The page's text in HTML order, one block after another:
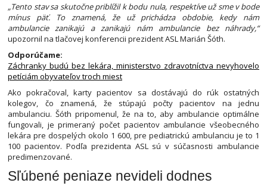
„Tento stav sa skutočne priblížil k bodu nula, respektíve už sme v bode
mínus päť. To znamená, že už prichádza obdobie, kedy nám
ambulancie zanikajú a zanikajú nám ambulancie bez náhrady,“
upozornil na tlačovej konferencii prezident ASL Marián Šóth.
Odporúčame:
Záchranky budú bez lekára, ministerstvo zdravotníctva nevyhovelo
petíciám obyvateľov troch miest
Ako pokračoval, karty pacientov sa dostávajú do rúk ostatných
kolegov, čo znamená, že stúpajú počty pacientov na jednu
ambulanciu. Šóth pripomenul, že na to, aby ambulancie optimálne
fungovali, je primeraný počet pacientov ambulancie všeobecného
lekára pre dospelých okolo 1 600, pre pediatrickú ambulanciu je to 1
100 pacientov. Podľa prezidenta ASL sú v súčasnosti ambulancie
predimenzované.
Sľúbené peniaze nevideli dodnes